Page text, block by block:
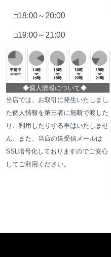
□18:00～20:00
□19:00～21:00
◆個人情報について◆
当店では、お取引に発生いたしまし
た個人情報を第三者に無断で渡した
り、利用したりする事はいたしませ
ん、また、当店の送受信メールは
SSL暗号化しておりますのでご安心
してご利用ください。